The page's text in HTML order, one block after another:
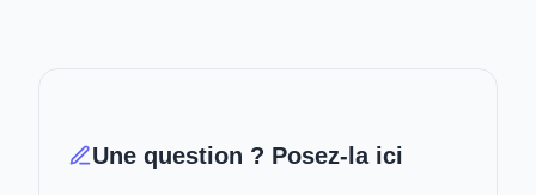
Une question ? Posez-la ici